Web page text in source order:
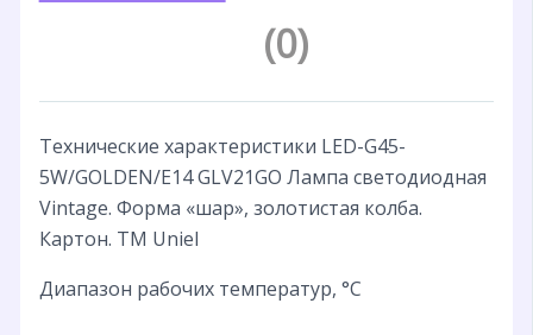
(0)
Технические характеристики LED-G45-
5W/GOLDEN/E14 GLV21GO Лампа светодиодная
Vintage. Форма «шар», золотистая колба.
Картон. ТМ Uniel
Диапазон рабочих температур, °С